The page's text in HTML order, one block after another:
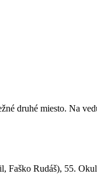
druhé miesto. Na
Faško Rudáš), 55.